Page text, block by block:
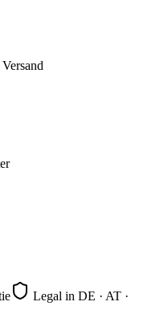
Legal in DE · AT ·